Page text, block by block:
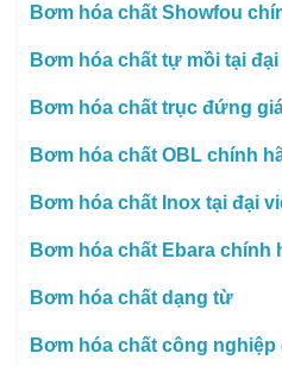
Bơm hóa chất Showfou
Bơm hóa chất tự mồi tại
Bơm hóa chất trục đứng
Bơm hóa chất OBL chính
Bơm hóa chất Inox tại đại
Bơm hóa chất Ebara chính
Bơm hóa chất dạng từ
Bơm hóa chất công